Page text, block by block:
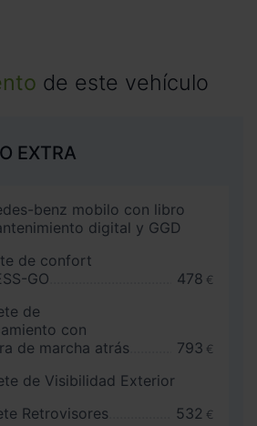
de este vehículo
EXTRA
benz mobilo con libro
digital y GGD
de confort
GO
478 €
de
con
de marcha atrás
793 €
de Visibilidad Exterior
Retrovisores 532 €